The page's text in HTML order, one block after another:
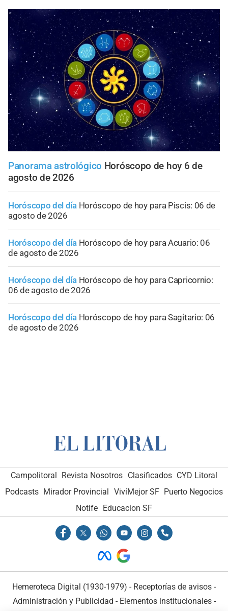
Panorama astrológico Horóscopo de hoy 6 de
agosto de 2026
Horóscopo del día Horóscopo de hoy para Piscis: 06 de
agosto de 2026
Horóscopo del día Horóscopo de hoy para Acuario: 06
de agosto de 2026
Horóscopo del día Horóscopo de hoy para Capricornio:
06 de agosto de 2026
Horóscopo del día Horóscopo de hoy para Sagitario: 06
de agosto de 2026
Campolitoral Revista Nosotros Clasificados CYD Litoral
Podcasts Mirador Provincial VivíMejor SF Puerto Negocios
Notife Educacion SF
Hemeroteca Digital (1930-1979) - Receptorías de avisos -
Administración y Publicidad - Elementos institucionales-